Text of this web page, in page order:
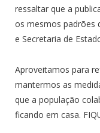
ressaltar que a
os mesmos padrões
e Secretaria de
Aproveitamos para
mantermos as
que a população
ficando em casa.